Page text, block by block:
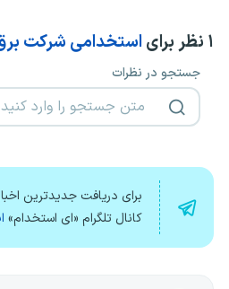
۱ نظر برای استخدامی شرکت
جستجو در نظرات
برای دریافت جدیدترین
کانال تلگرام «ای استخدام»